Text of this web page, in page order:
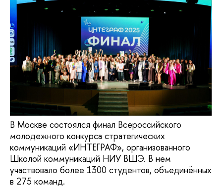
В Москве состоялся финал Всероссийского
молодежного конкурса стратегических
коммуникаций «ИНТЕГРАФ», организованного
Школой коммуникаций НИУ ВШЭ. В нем
участвовало более 1300 студентов, объединённых
в 275 команд.